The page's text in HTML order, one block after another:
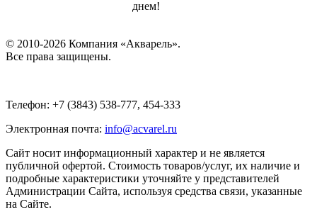
днем!
© 2010-2026 Компания «Акварель».
Все права защищены.
Телефон: +7 (3843) 538-777, 454-333
Электронная почта: info@acvarel.ru
Сайт носит информационный характер и не является
публичной офертой. Стоимость товаров/услуг, их наличие и
подробные характеристики уточняйте у представителей
Администрации Сайта, используя средства связи, указанные
на Сайте.